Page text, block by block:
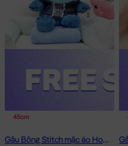
45cm
Gấu Bông Stitch mặc áo Hoodie Jean có mền 2in1